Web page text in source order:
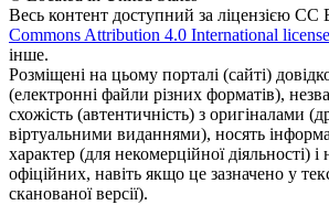
Весь контент доступний за ліцензією
Commons Attribution 4.0 International license
інше.
Розміщені на цьому порталі (сайті)
(електронні файли різних форматів),
схожість (автентичність) з оригіналами
віртуальними виданнями), носять
характер (для некомерційної діяльності)
офіційних, навіть якщо це зазначено у
сканованої версії).